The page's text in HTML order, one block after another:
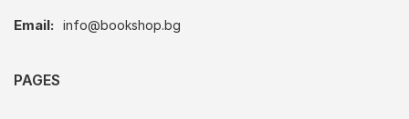
Email: info@bookshop.bg
PAGES